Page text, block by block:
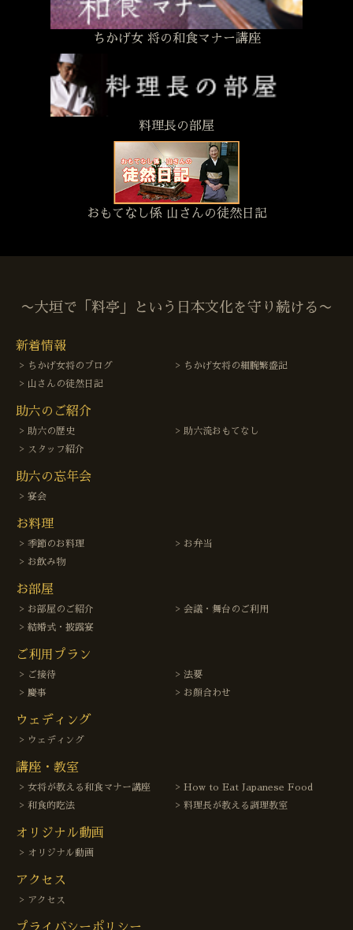
ちかげ女 将の和食マナー講座
料理長の部屋
おもてなし係 山さんの徒然日記
〜大垣で「料亭」という日本文化を守り続ける〜
新着情報
ちかげ女将のブログ
ちかげ女将の細腕繁盛記
山さんの徒然日記
助六のご紹介
助六の歴史
助六流おもてなし
スタッフ紹介
助六の忘年会
宴会
お料理
季節のお料理
お弁当
お飲み物
お部屋
お部屋のご紹介
会議・舞台のご利用
結婚式・披露宴
ご利用プラン
ご接待
法要
慶事
お顔合わせ
ウェディング
ウェディング
講座・教室
女将が教える和食マナー講座
How to Eat Japanese Food
和食的吃法
料理長が教える調理教室
オリジナル動画
オリジナル動画
アクセス
アクセス
プライバシーポリシー